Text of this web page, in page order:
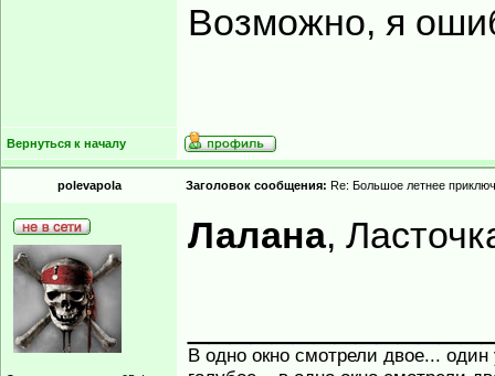
Возможно, я
Вернуться к началу
polevapola Заголовок сообщения: Re: Большое летнее
Лалана,
В одно окно смотрели двое...